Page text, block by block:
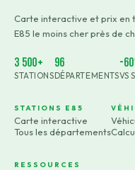
Carte interactive et prix en
E85 le moins cher près de
3 500+
STATIONS
96
DÉPARTEMENTS
-
VS
STATIONS E85
Carte interactive
Tous les départements
RESSOURCES